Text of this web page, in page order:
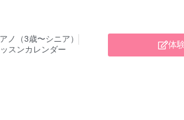
ノ（3歳〜シニア）
スンカレンダー 体